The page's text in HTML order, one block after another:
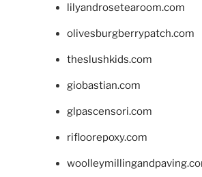
lilyandrosetearoom.com
olivesburgberrypatch.com
theslushkids.com
giobastian.com
glpascensori.com
rifloorepoxy.com